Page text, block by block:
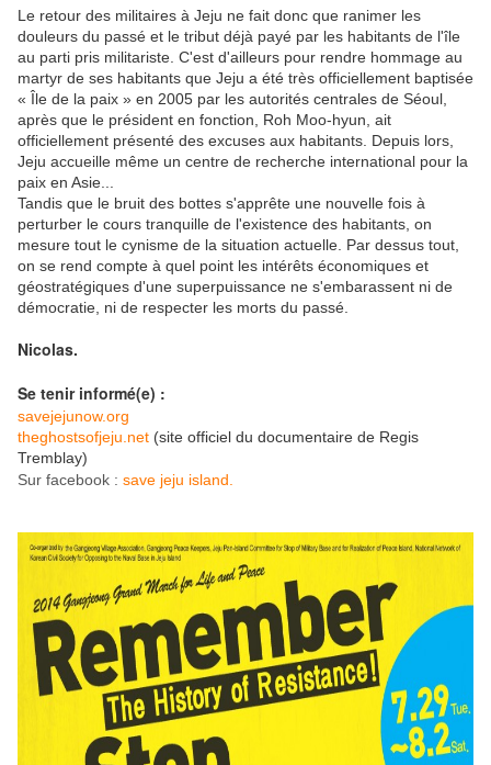
Le retour des militaires à Jeju ne fait donc que ranimer les
douleurs du passé et le tribut déjà payé par les habitants de l'île
au parti pris militariste. C'est d'ailleurs pour rendre hommage au
martyr de ses habitants que Jeju a été très officiellement baptisée
« Île de la paix » en 2005 par les autorités centrales de Séoul,
après que le président en fonction, Roh Moo-hyun, ait
officiellement présenté des excuses aux habitants. Depuis lors,
Jeju accueille même un centre de recherche international pour la
paix en Asie...
Tandis que le bruit des bottes s'apprête une nouvelle fois à
perturber le cours tranquille de l'existence des habitants, on
mesure tout le cynisme de la situation actuelle. Par dessus tout,
on se rend compte à quel point les intérêts économiques et
géostratégiques d'une superpuissance ne s'embarassent ni de
démocratie, ni de respecter les morts du passé.
Nicolas.
Se tenir informé(e) :
savejejunow.org
theghostsofjeju.net (site officiel du documentaire de Regis
Tremblay)
Sur facebook : save jeju island.